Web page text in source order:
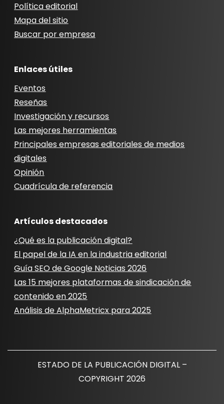
Política editorial
Mapa del sitio
Buscar por empresa
Enlaces útiles
Eventos
Reseñas
Investigación y recursos
Las mejores herramientas
Principales empresas editoriales de medios
digitales
Opinión
Cuadrícula de referencia
Artículos destacados
¿Qué es la publicación digital?
El papel de la IA en la industria editorial
Guía SEO de Google Noticias 2026
Las 15 mejores plataformas de sindicación de
contenido en 2025
Análisis de AlphaMetricx para 2025
ESTADO DE LA PUBLICACIÓN DIGITAL –
COPYRIGHT 2026